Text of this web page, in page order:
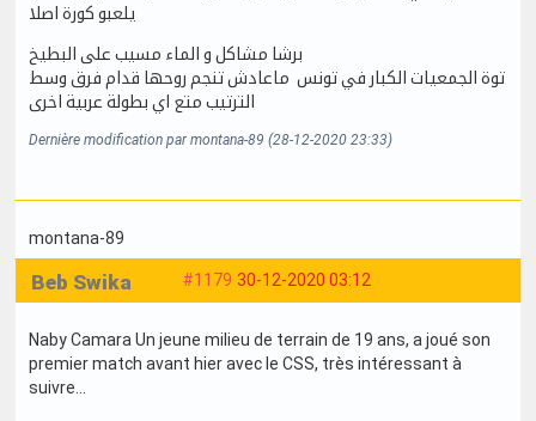
يلعبو كورة اصلا
برشا مشاكل و الماء مسيب على البطيخ
توة الجمعيات الكبار في تونس ماعادش تنجم روحها قدام فرق وسط
الترتيب متع اي بطولة عربية اخرى
Dernière modification par montana-89 (28-12-2020 23:33)
montana-89
#1179 30-12-2020 03:12
Beb Swika
Naby Camara Un jeune milieu de terrain de 19 ans, a joué son
premier match avant hier avec le CSS, très intéressant à
suivre...